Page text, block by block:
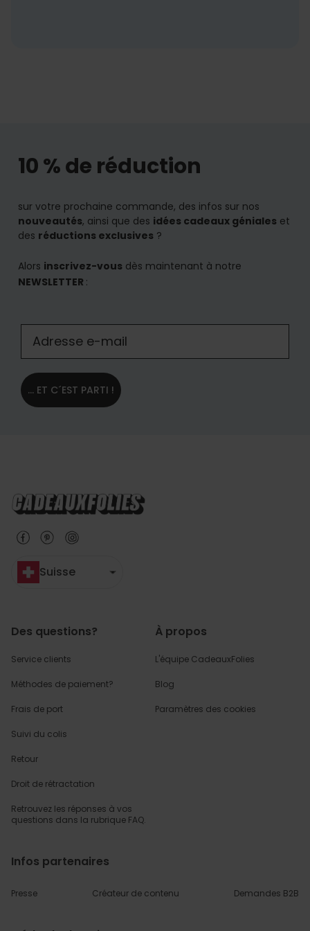
10 % de réduction
sur votre prochaine commande, des infos sur nos
nouveautés, ainsi que des idées cadeaux géniales et
des réductions exclusives ?
Alors inscrivez-vous dès maintenant à notre
NEWSLETTER :
... ET C´EST PARTI !
Suisse
Des questions?
Service clients
Méthodes de paiement?
Frais de port
Suivi du colis
Retour
Droit de rétractation
Retrouvez les réponses à vos
questions dans la rubrique FAQ.
À propos
L'équipe CadeauxFolies
Blog
Paramètres des cookies
Infos partenaires
Presse Créateur de contenu Demandes B2B